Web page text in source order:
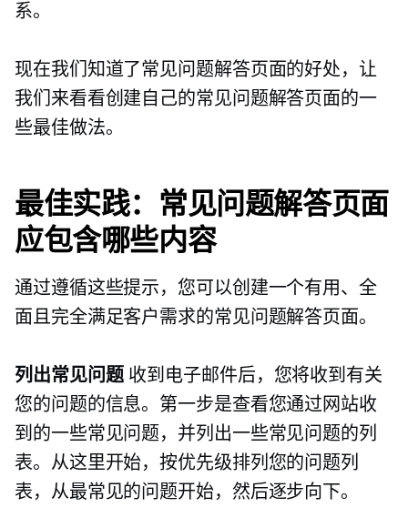
系。
现在我们知道了常见问题解答页面的好处，让
我们来看看创建自己的常见问题解答页面的一
些最佳做法。
最佳实践：常见问题解答页面
应包含哪些内容
通过遵循这些提示，您可以创建一个有用、全
面且完全满足客户需求的常见问题解答页面。
列出常见问题收到电子邮件后，您将收到有关
您的问题的信息。第一步是查看您通过网站收
到的一些常见问题，并列出一些常见问题的列
表。从这里开始，按优先级排列您的问题列
表，从最常见的问题开始，然后逐步向下。